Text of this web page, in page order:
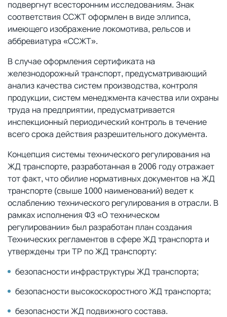
подвергнут всесторонним исследованиям. Знак
соответствия ССЖТ оформлен в виде эллипса,
имеющего изображение локомотива, рельсов и
аббревиатура «ССЖТ».
В случае оформления сертификата на
железнодорожный транспорт, предусматривающий
анализ качества систем производства, контроля
продукции, систем менеджмента качества или охраны
труда на предприятии, предусматривается
инспекционный периодический контроль в течение
всего срока действия разрешительного документа.
Концепция системы технического регулирования на
ЖД транспорте, разработанная в 2006 году отражает
тот факт, что обилие нормативных документов на ЖД
транспорте (свыше 1000 наименований) ведет к
ослаблению технического регулирования в отрасли. В
рамках исполнения ФЗ «О техническом
регулировании» был разработан план создания
Технических регламентов в сфере ЖД транспорта и
утверждены три ТР по ЖД транспорту:
безопасности инфраструктуры ЖД транспорта;
безопасности высокоскоростного ЖД транспорта;
безопасности ЖД подвижного состава.